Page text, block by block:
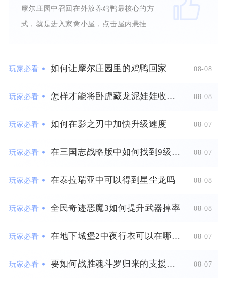
摩尔庄园中召回在外放养鸡鸭最核心的方
式，就是进入家禽小屋，点击屋内悬挂的
玩家必看 如何让摩尔庄园里的鸡鸭回家 08-08
玩家必看 怎样才能将卧虎藏龙泥娃娃收入囊中 08-08
玩家必看 如何在影之刃中加快升级速度 08-07
玩家必看 在三国志战略版中如何找到9级地母的位置 08-07
玩家必看 在泰拉瑞亚中可以得到星尘龙吗 08-08
玩家必看 全民奇迹恶魔3如何提升武器掉率 08-08
玩家必看 在地下城堡2中夜行衣可以在哪里获取 08-07
玩家必看 要如何战胜魂斗罗归来的支援比尔 08-07